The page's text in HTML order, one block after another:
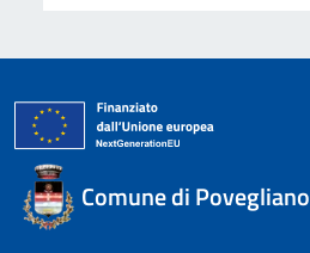
Comune di Povegliano